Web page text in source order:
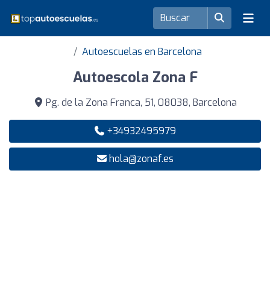
Autoescuelas en Barcelona
Autoescola Zona F
Pg. de la Zona Franca, 51, 08038, Barcelona
+34932495979
hola@zonaf.es